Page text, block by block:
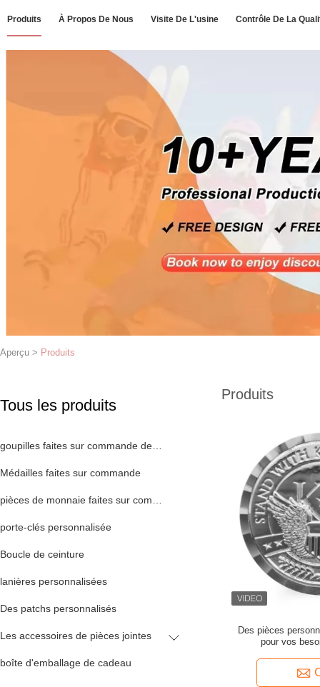
Produits À Propos De Nous Visite De L'usine Contrôle De La
Aperçu > Produits
Tous les produits
Médailles faites sur commande
porte-clés personnalisée
Boucle de ceinture
lanières personnalisées
Des patchs personnalisés
Les accessoires de pièces jointes
boîte d'emballage de cadeau
Produits
Des pièces
pour vos